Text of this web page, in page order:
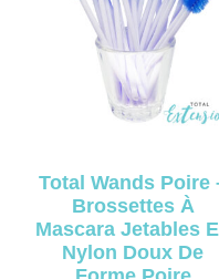
Total Wands Poire
Brossettes À
Mascara Jetables
Nylon Doux De